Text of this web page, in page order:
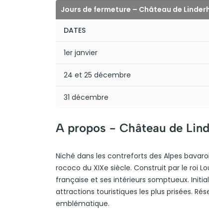
Jours de fermeture – Château de
DATES
1er janvier
24 et 25 décembre
31 décembre
A propos - Château de
Niché dans les contreforts des Alpes
rococo du XIXe siècle. Construit par le roi
française et ses intérieurs somptueux.
attractions touristiques les plus prisées.
emblématique.